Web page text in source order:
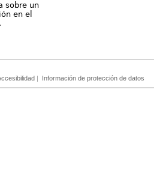
sobre un
en el
| Información de protección de datos